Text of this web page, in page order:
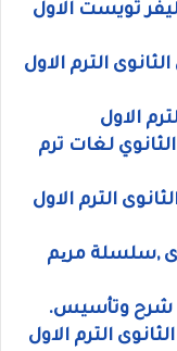
تويست الاول
الترم الاول
الاول
لغات ترم
الترم الاول
,سلسلة مریم
شرح وتأسيس.
الترم الاول